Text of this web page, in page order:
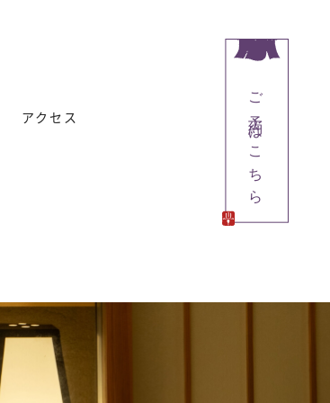
ご予約はこちら
アクセス